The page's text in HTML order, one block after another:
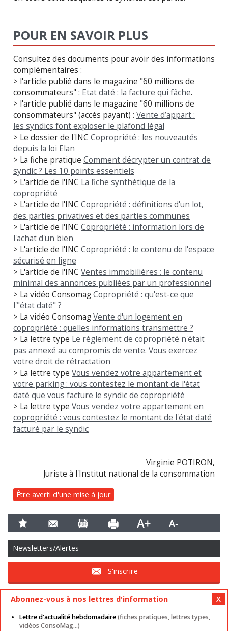
POUR EN SAVOIR PLUS
Consultez des documents pour avoir des informations
complémentaires :
> l'article publié dans le magazine "60 millions de
consommateurs" : Etat daté : la facture qui fâche.
> l'article publié dans le magazine "60 millions de
consommateurs" (accès payant) : Vente d’appart :
les syndics font exploser le plafond légal
> Le dossier de l'INC Copropriété : les nouveautés
depuis la loi Elan
> La fiche pratique Comment décrypter un contrat de
syndic ? Les 10 points essentiels
> L'article de l'INC La fiche synthétique de la
copropriété
> L'article de l'INC Copropriété : définitions d'un lot,
des parties privatives et des parties communes
> L'article de l'INC Copropriété : information lors de
l'achat d'un bien
> L'article de l'INC Copropriété : le contenu de l'espace
sécurisé en ligne
> L'article de l'INC Ventes immobilières : le contenu
minimal des annonces publiées par un professionnel
> La vidéo ConsomagCopropriété : qu'est-ce que
l'"état daté" ?
> La vidéo ConsomagVente d'un logement en
copropriété : quelles informations transmettre ?
> La lettre type Le règlement de copropriété n'était
pas annexé au compromis de vente. Vous exercez
votre droit de rétractation
> La lettre type Vous vendez votre appartement et
votre parking : vous contestez le montant de l'état
daté que vous facture le syndic de copropriété
> La lettre type Vous vendez votre appartement en
copropriété : vous contestez le montant de l'état daté
facturé par le syndic
Virginie POTIRON,
Juriste à l'Institut national de la consommation
Être averti d'une mise à jour
Newsletters/Alertes
S'inscrire
Abonnez-vous à nos lettres d'information
Lettre d'actualité hebdomadaire(fiches pratiques, lettres types,
vidéos ConsoMag...)